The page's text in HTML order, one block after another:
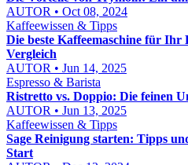
AUTOR • Oct 08, 2024
Kaffeewissen & Tipps
Die beste Kaffeemaschine für
Vergleich
AUTOR • Jun 14, 2025
Espresso & Barista
Ristretto vs. Doppio: Die feinen
AUTOR • Jun 13, 2025
Kaffeewissen & Tipps
Sage Reinigung starten: Tipps
Start